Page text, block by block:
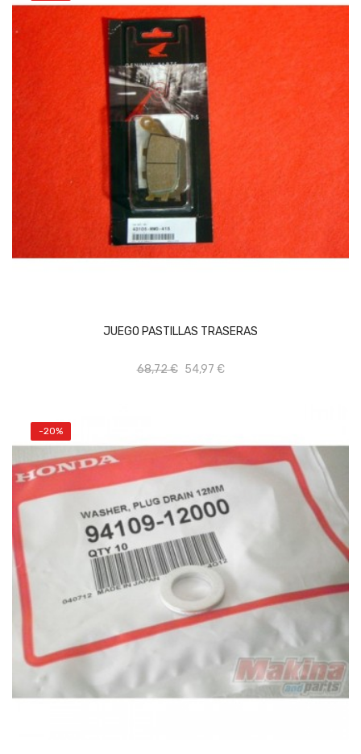
JUEGO PASTILLAS TRASERAS
68,72 € 54,97 €
-20%